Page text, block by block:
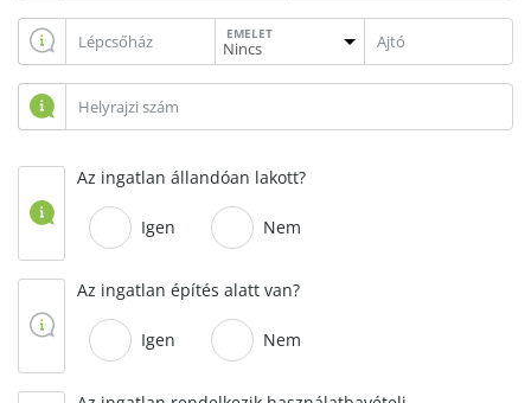
EMELET
Az ingatlan állandóan lakott?
Igen Nem
Az ingatlan építés alatt van?
Igen Nem